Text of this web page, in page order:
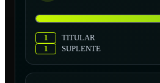
1
TITULAR
1
SUPLENTE